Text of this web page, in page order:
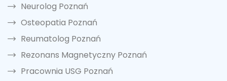
Neurolog Poznań
Osteopatia Poznań
Reumatolog Poznań
Rezonans Magnetyczny Poznań
Pracownia USG Poznań